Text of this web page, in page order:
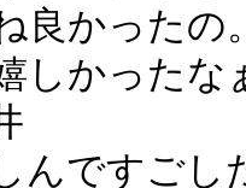
良かったの
しかったな
んですご